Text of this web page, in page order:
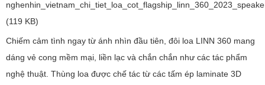
Chiếm cảm tình ngay từ ánh nhìn đầu tiên, đôi loa LINN 360 mang
dáng vẻ cong mềm mại, liền lạc và chắn chắn như các tác phẩm
nghệ thuật. Thùng loa được chế tác từ các tấm ép laminate 3D